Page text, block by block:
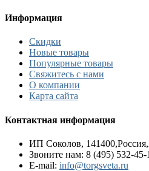
Информация
Скидки
Новые товары
Популярные товары
Свяжитесь с нами
О компании
Карта сайта
Контактная информация
ИП Соколов,
Звоните нам: 8 (495) 532-45-
E-mail: info@torgsveta.ru